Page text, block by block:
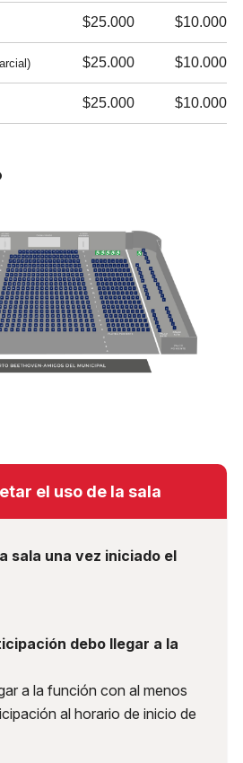
$25.000 $10.000
$25.000 $10.000
$25.000 $10.000
el uso de la sala
sala una vez iniciado el
debo llegar a la
a la función con al menos
al horario de inicio de